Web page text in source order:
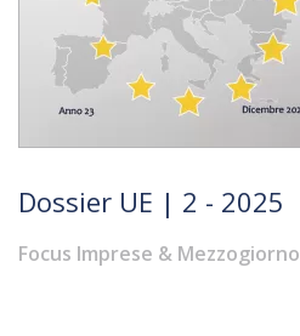
Dossier UE | 2 - 2025
Focus Imprese & Mezzogiorno